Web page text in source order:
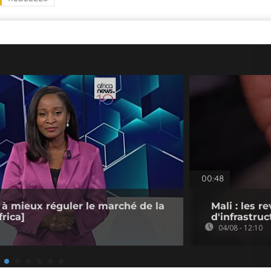
mieux réguler le marché de la
00:48
Mali : les
04/08 - 12:10